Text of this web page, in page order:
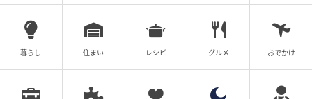
スマートに女性をエスコートできる「婚活慣れした男
性」は確かに魅力的ですが、最初は不器用でも二度目
のデートで本来の誠実さを見せてくれるような男性こ
暮らし 住まい レシピ グルメ おでかけ